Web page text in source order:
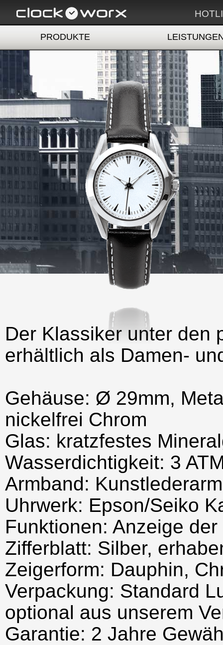
PRODUKTE
Der Klassiker unter den
erhältlich als Damen-
Gehäuse: Ø 29mm,
nickelfrei Chrom
Glas: kratzfestes
Wasserdichtigkeit: 3
Armband:
Uhrwerk: Epson/Seiko
Funktionen: Anzeige
Zifferblatt: Silber,
Zeigerform: Dauphin,
Verpackung: Standard
optional aus unserem
Garantie: 2 Jahre